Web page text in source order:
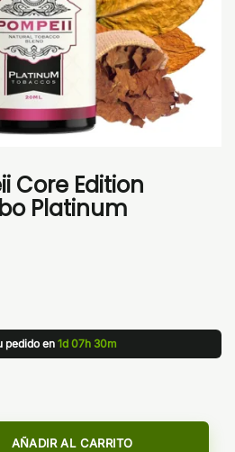
Core Edition
Platinum
pedido en 1d 07h 30m
Longfill - Bombo Platinum
AÑADIR AL CARRITO